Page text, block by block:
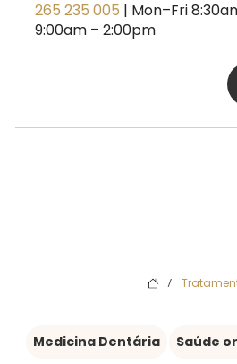
265 235 005 | Mon–Fri
9:00am – 2:00pm
/
Medicina Dentária Saúde